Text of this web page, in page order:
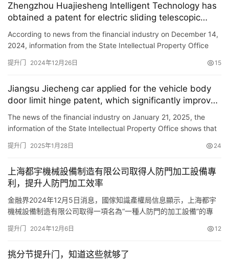
我
们
为是轨道老旧引起的，所以找到海顿去更换轨道。 经过一上午的努
力，终…
Zhengzhou Huajiesheng Intelligent Technology has
obtained a patent for electric sliding telescopic
linear doors, which can improve the stability of the
door body after long-term operation.
According to news from the financial industry on December 14,
2024, information from the State Intellectual Property Office
提升门 2024年12月26日 15
Jiangsu Jiecheng car applied for the vehicle body
door limit hinge patent, which significantly improves
the reliability of the door opening and closing
The news of the financial industry on January 21, 2025, the
information of the State Intellectual Property Office shows that
提升门 2025年1月28日 24
上海都宇機械設備制造有限公司取得人防門加工設備專
利，提升人防門加工效率
金融界2024年12月5日消息，國傢知識產權局信息顯示，上海都宇
機械設備制造有限公司取得一項名為“一種人防門的加工設備”的專
摘要顯示，本實用新型公開瞭一種人防門的加工設備，包括底座，
連接夾持機構；所述傳動翻轉機構包括立板和傳…
提升门 2024年12月6日 12
挑分节提升门，知道这些就够了